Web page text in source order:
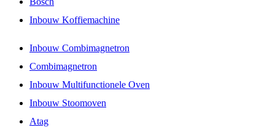
Inbouw Koffiemachine
Inbouw Combimagnetron
Combimagnetron
Inbouw Multifunctionele Oven
Inbouw Stoomoven
Atag